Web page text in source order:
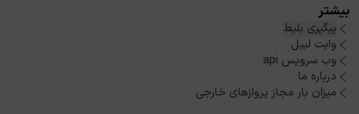
بیشتر
پیگیری بلیط
وایت لیبل
وب سرویس api
درباره ما
میزان بار مجاز پروازهای خارجی